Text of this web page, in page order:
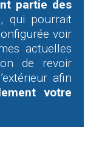
partie des
, qui pourrait
voir
actuelles
de revoir
afin
votre